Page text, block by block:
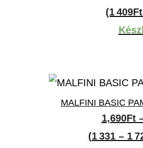
(1
MALFINI BASIC
1,690Ft
(1 331 – 1